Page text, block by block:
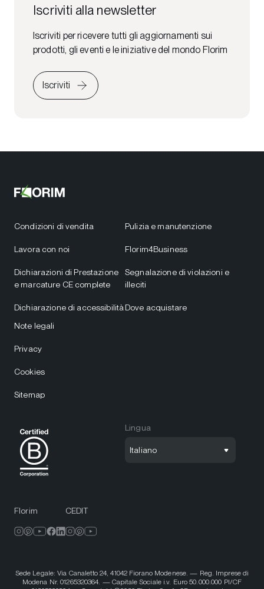
Iscriviti alla newsletter
Iscriviti per ricevere tutti gli aggiornamenti sui
prodotti, gli eventi e le iniziative del mondo Florim
Iscriviti
Condizioni di vendita
Lavora con noi
Dichiarazioni di Prestazione
e marcature CE complete
Dichiarazione di accessibilità
Pulizia e manutenzione
Florim4Business
Segnalazione di violazioni e
illeciti
Dove acquistare
Note legali
Privacy
Cookies
Sitemap
Lingua
Italiano
Florim CEDIT
Sede Legale: Via Canaletto 24, 41042 Fiorano Modenese. — Reg. Imprese di
Modena Nr. 01265320364. — Capitale Sociale i.v. Euro 50.000.000 PI/CF